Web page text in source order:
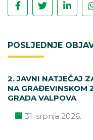
POSLJEDNJE
2. JAVNI NATJEČAJ
NA GRAĐEVINSKOM
GRADA VALPOVA
31. srpnja 2026.